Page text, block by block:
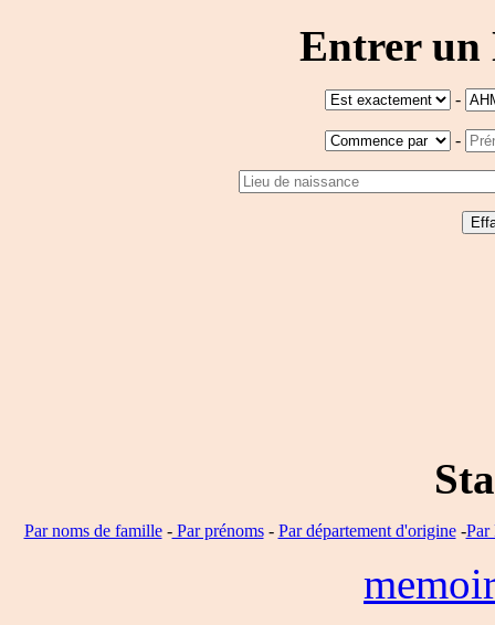
Entrer un
-
-
Par noms de famille-Par prénoms- Par département d'origine-Par